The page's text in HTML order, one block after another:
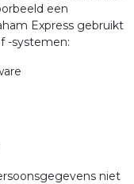
een
Express gebruikt
-systemen:
niet